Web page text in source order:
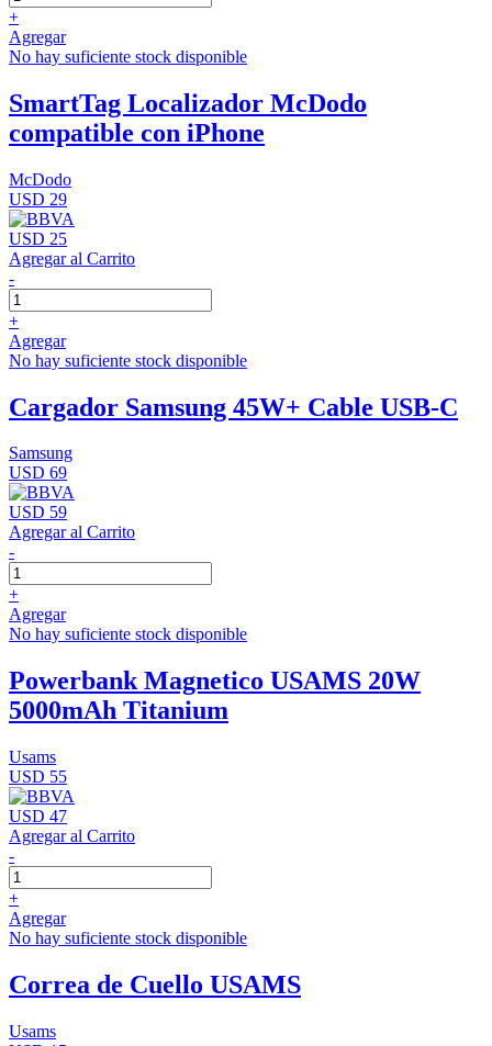
+
Agregar
No hay suficiente stock disponible
SmartTag Localizador McDodo
compatible con iPhone
McDodo
USD 29
USD 25
Agregar al Carrito
-
+
Agregar
No hay suficiente stock disponible
Cargador Samsung 45W+ Cable USB-C
Samsung
USD 69
USD 59
Agregar al Carrito
-
+
Agregar
No hay suficiente stock disponible
Powerbank Magnetico USAMS 20W
5000mAh Titanium
Usams
USD 55
USD 47
Agregar al Carrito
-
+
Agregar
No hay suficiente stock disponible
Correa de Cuello USAMS
Usams